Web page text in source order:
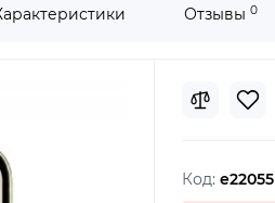
Отзывы 0
Код: e22055